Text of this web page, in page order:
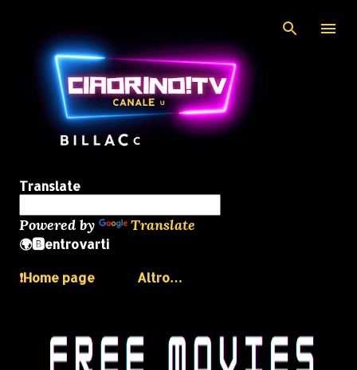
Translate
Powered by Translate
🌍🅱️entrovarti
❗️Home page
Altro…